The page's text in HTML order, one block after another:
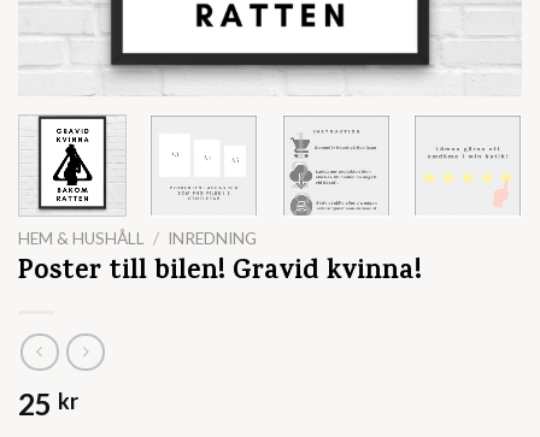
HEM & HUSHÅLL / INREDNING
Poster till bilen! Gravid kvinna!
25 kr